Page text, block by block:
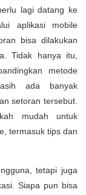
lagi datang ke
aplikasi mobile
bisa dilakukan
Tidak hanya itu,
metode
ada banyak
setoran tersebut.
mudah untuk
termasuk tips dan
tetapi juga
Siapa pun bisa